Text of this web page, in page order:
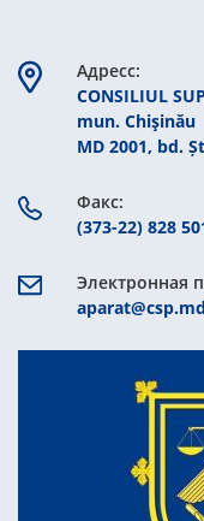
Aдресс:
CONSILIUL
mun. Chişinău
MD 2001, bd.
Факс:
(373-22) 828
Электронная
aparat@csp.md